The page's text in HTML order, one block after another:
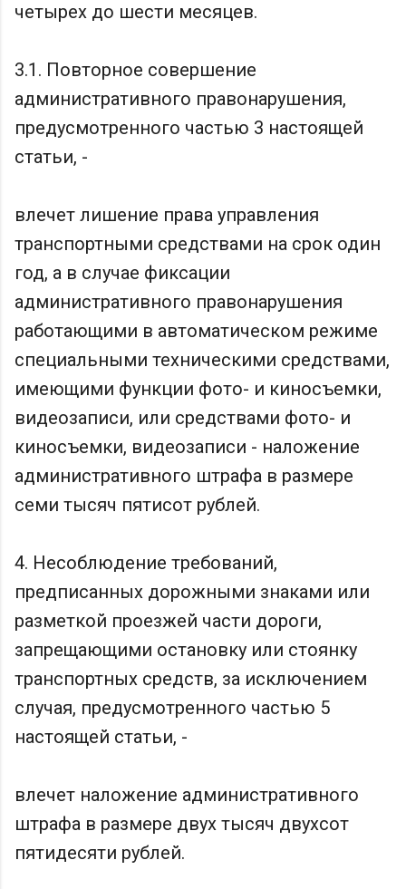
четырех до шести месяцев.
3.1. Повторное совершение
административного правонарушения,
предусмотренного частью 3 настоящей
статьи, -
влечет лишение права управления
транспортными средствами на срок один
год, а в случае фиксации
административного правонарушения
работающими в автоматическом режиме
специальными техническими средствами,
имеющими функции фото- и киносъемки,
видеозаписи, или средствами фото- и
киносъемки, видеозаписи - наложение
административного штрафа в размере
семи тысяч пятисот рублей.
4. Несоблюдение требований,
предписанных дорожными знаками или
разметкой проезжей части дороги,
запрещающими остановку или стоянку
транспортных средств, за исключением
случая, предусмотренного частью 5
настоящей статьи, -
влечет наложение административного
штрафа в размере двух тысяч двухсот
пятидесяти рублей.